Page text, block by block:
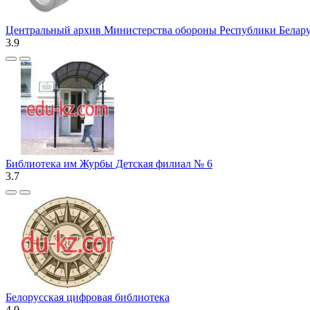
Центральный архив Министерства обороны Республики
3.9
Библиотека им Журбы Детская филиал № 6
3.7
Белорусская цифровая библиотека